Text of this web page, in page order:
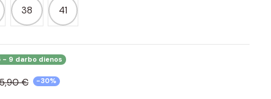
38 41
9 darbo dienos
€ -30%